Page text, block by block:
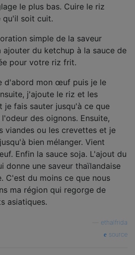
le plus bas. Cuire le riz
qu'il soit cuit.
simple de la saveur
ajouter du ketchup à la sauce de
pour votre riz frit.
d'abord mon œuf puis je le
j'ajoute le riz et les
je fais sauter jusqu'à ce que
des oignons. Ensuite,
viandes ou les crevettes et je
bien mélanger. Vient
Enfin la sauce soja. L'ajout du
donne une saveur thaïlandaise
C'est du moins ce que nous
ma région qui regorge de
asiatiques.
ethalfrida
source